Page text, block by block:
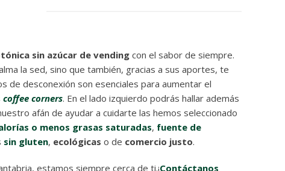
sin azúcar de vendingcon el sabor de siempre.
la sed, sino que también, gracias a sus aportes, te
de desconexión son esenciales para aumentar el
coffee corners. En el lado izquierdo podrás hallar además
afán de ayudar a cuidarte las hemos seleccionado
o menos grasas saturadas, fuente de
sin gluten, ecológicas o de comercio justo.
estamos siempre cerca de ti.¡Contáctanos